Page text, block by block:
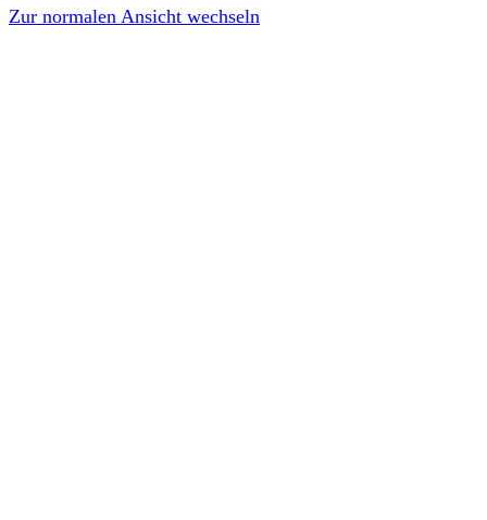
Zur normalen Ansicht wechseln